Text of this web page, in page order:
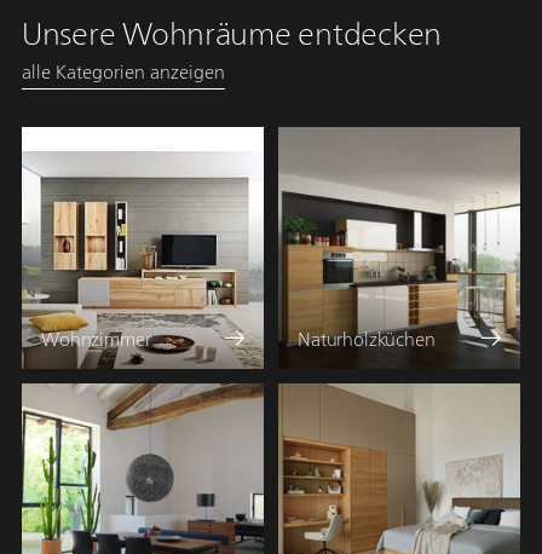
Unsere Wohnräume entdecken
alle Kategorien anzeigen
Wohnzimmer Naturholzküchen